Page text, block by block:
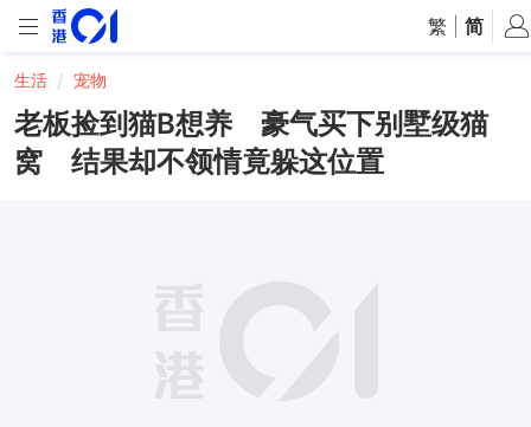
繁 简
生活 宠物
老板捡到猫B想养 豪气买下别墅级猫
窝 结果却不领情竟躲这位置